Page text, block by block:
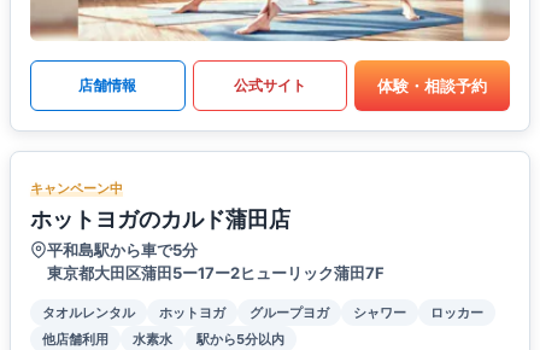
店舗情報 公式サイト 体験・相談予約
キャンペーン中
ホットヨガのカルド蒲田店
平和島駅から車で5分
東京都大田区蒲田5ー17ー2ヒューリック蒲田7F
タオルレンタル ホットヨガ グループヨガ シャワー
ロッカー
他店舗利用
水素水 駅から5分以内